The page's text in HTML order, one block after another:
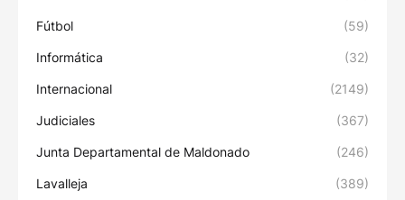
Fútbol (59)
Informática (32)
Internacional (2149)
Judiciales (367)
Junta Departamental de Maldonado (246)
Lavalleja (389)